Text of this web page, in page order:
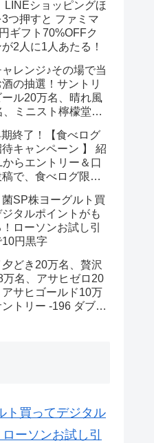
LINEショッピングほ
3つ押すと ファミマ
ギフト70%OFFク
2人に1人あたる！
レンジ♪その場で当
の抽選！サントリ
ール20万名、晴れ風
、ミニスト檸檬堂2
万名
終了！【食べログ
キャンペーン 】 紹
らエントリー＆口
稿で、食べログ限定
える
菌SP株ヨーグルト買
ジタルポイントがも
ローソンお試し引
円黒字
どき20万名、贅沢
万名、アサヒゼロ20
サヒゴールド10万
トリー -196 ダブル
ト買ってデジタル
ーソンお試し引